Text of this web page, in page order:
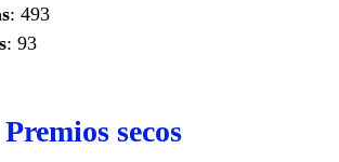
: 493
: 93
Premios secos